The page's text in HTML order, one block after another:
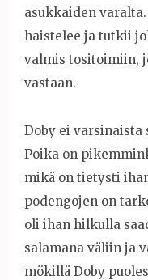
asukkaiden
haistelee ja tutkii
valmis tositoimiin,
vastaan.
Doby ei varsinaista
Poika on
mikä on tietysti
podengojen on
oli ihan hilkulla
salamana väliin ja
mökillä Doby